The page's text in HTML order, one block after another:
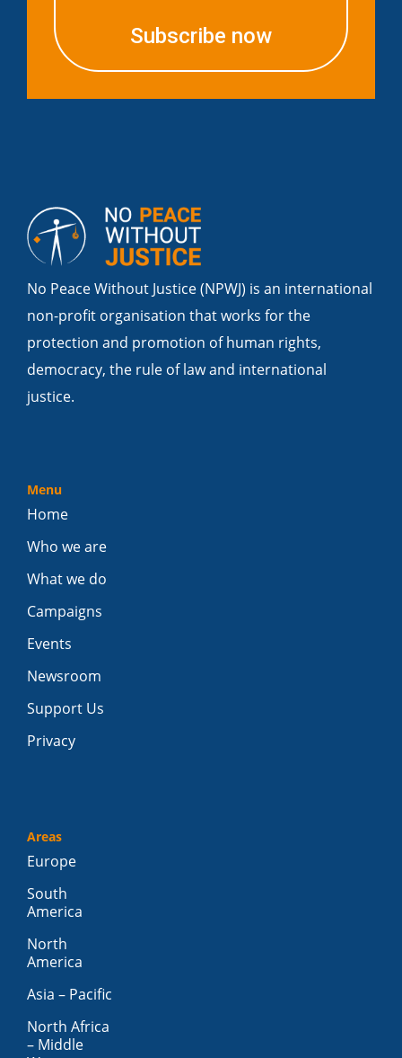
Subscribe now
No Peace Without Justice (NPWJ) is an international
non-profit organisation that works for the
protection and promotion of human rights,
democracy, the rule of law and international
justice.
Menu
Home
Who we are
What we do
Campaigns
Events
Newsroom
Support Us
Privacy
Areas
Europe
South
America
North
America
Asia – Pacific
North Africa
– Middle